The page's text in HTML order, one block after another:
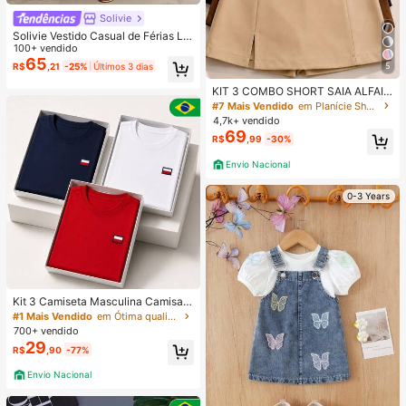
Solivie
Solivie Vestido Casual de Férias Lo
ngo de Um Ombro de Cor Sólida par
a Mulheres
100+ vendido
R$65 ,21 -25% Últimos 3 dias
Kit 3 Camiseta Masculina Camisa
Malha Premium 100% Algodão Fio
30.1 Básica Modelo Tommi Confort
ável Varias Cores
#1 Mais Vendido
em Ótima qualidade Camisetas masculinas
700+ vendido
R$29 ,90 -77%
Envio Nacional
5
KIT 3 COMBO SHORT SAIA ALFAIA
TARIA COM FENDA FESTA TODA O
CASIÃO MODA BLOGUEIRA
#7 Mais Vendido
em Planície Shorts Femininos
4,7k+ vendido
R$69 ,99 -30%
Envio Nacional
0-3 Years